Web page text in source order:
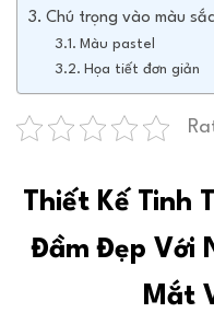
Chú trọng vào màu sắc
Màu pastel
Họa tiết đơn giản
Thiết Kế Tinh
Đầm Đẹp Với
Mắt